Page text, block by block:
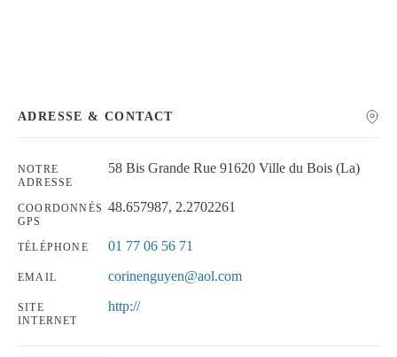
ADRESSE & CONTACT
NOTRE
ADRESSE
58 Bis Grande Rue 91620 Ville du Bois (La)
COORDONNÉS
GPS
48.657987, 2.2702261
TÉLÉPHONE 01 77 06 56 71
EMAIL corinenguyen@aol.com
SITE
INTERNET
http://